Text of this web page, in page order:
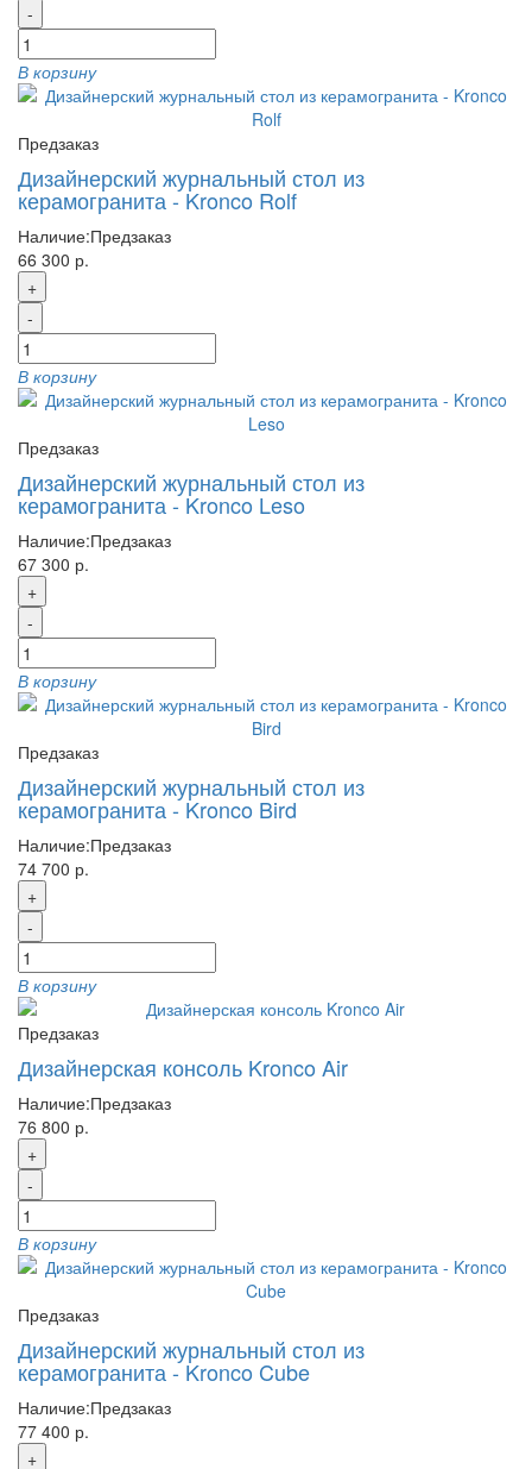
-
В корзину
Предзаказ
Дизайнерский журнальный стол из
керамогранита - Kronco Rolf
Наличие:Предзаказ
66 300 р.
+
-
В корзину
Предзаказ
Дизайнерский журнальный стол из
керамогранита - Kronco Leso
Наличие:Предзаказ
67 300 р.
+
-
В корзину
Предзаказ
Дизайнерский журнальный стол из
керамогранита - Kronco Bird
Наличие:Предзаказ
74 700 р.
+
-
В корзину
Предзаказ
Дизайнерская консоль Kronco Air
Наличие:Предзаказ
76 800 р.
+
-
В корзину
Предзаказ
Дизайнерский журнальный стол из
керамогранита - Kronco Cube
Наличие:Предзаказ
77 400 р.
+